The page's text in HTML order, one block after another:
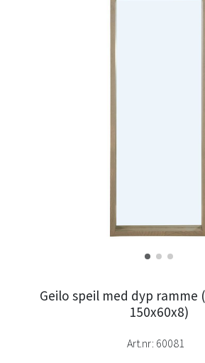
Geilo speil med dyp ramme
150x60x8)
Art.nr: 60081